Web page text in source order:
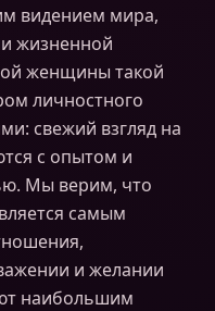
видением мира,
жизненной
женщины такой
личностного
свежий взгляд на
с опытом и
Мы верим, что
самым
и желании
наибольшим